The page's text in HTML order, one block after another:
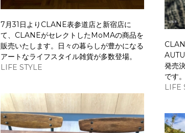
発売
です。
LIFE
7月31日よりCLANE表参道店と新宿店に
て、CLANEがセレクトしたMoMAの商品を
販売いたします。日々の暮らしが豊かになる
アートなライフスタイル雑貨が多数登場。
LIFE STYLE